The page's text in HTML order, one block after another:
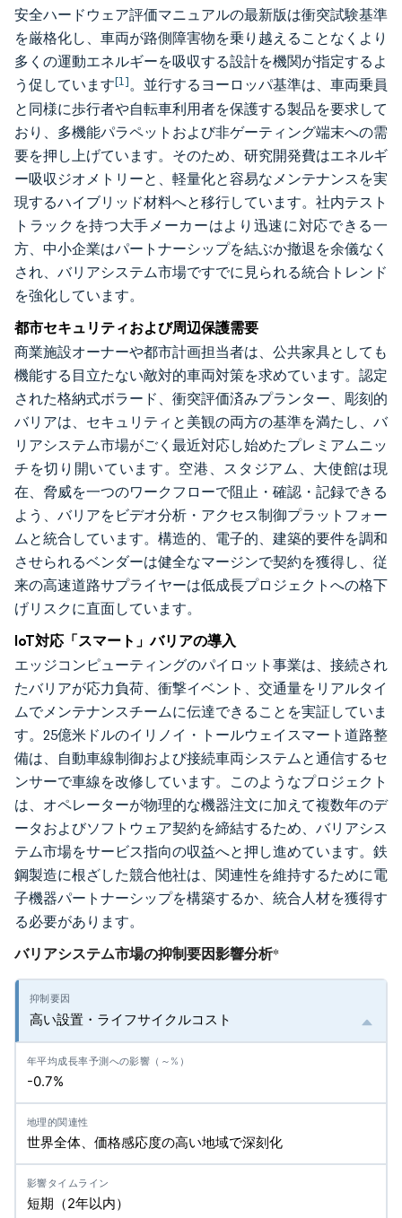
安全ハードウェア評価マニュアルの最新版は衝突試験基準
を厳格化し、車両が路側障害物を乗り越えることなくより
多くの運動エネルギーを吸収する設計を機関が指定するよ
う促しています[1]。並行するヨーロッパ基準は、車両乗員
と同様に歩行者や自転車利用者を保護する製品を要求して
おり、多機能パラペットおよび非ゲーティング端末への需
要を押し上げています。そのため、研究開発費はエネルギ
ー吸収ジオメトリーと、軽量化と容易なメンテナンスを実
現するハイブリッド材料へと移行しています。社内テスト
トラックを持つ大手メーカーはより迅速に対応できる一
方、中小企業はパートナーシップを結ぶか撤退を余儀なく
され、バリアシステム市場ですでに見られる統合トレンド
を強化しています。
都市セキュリティおよび周辺保護需要
商業施設オーナーや都市計画担当者は、公共家具としても
機能する目立たない敵対的車両対策を求めています。認定
された格納式ボラード、衝突評価済みプランター、彫刻的
バリアは、セキュリティと美観の両方の基準を満たし、バ
リアシステム市場がごく最近対応し始めたプレミアムニッ
チを切り開いています。空港、スタジアム、大使館は現
在、脅威を一つのワークフローで阻止・確認・記録できる
よう、バリアをビデオ分析・アクセス制御プラットフォー
ムと統合しています。構造的、電子的、建築的要件を調和
させられるベンダーは健全なマージンで契約を獲得し、従
来の高速道路サプライヤーは低成長プロジェクトへの格下
げリスクに直面しています。
IoT対応「スマート」バリアの導入
エッジコンピューティングのパイロット事業は、接続され
たバリアが応力負荷、衝撃イベント、交通量をリアルタイ
ムでメンテナンスチームに伝達できることを実証していま
す。25億米ドルのイリノイ・トールウェイスマート道路整
備は、自動車線制御および接続車両システムと通信するセ
ンサーで車線を改修しています。このようなプロジェクト
は、オペレーターが物理的な機器注文に加えて複数年のデ
ータおよびソフトウェア契約を締結するため、バリアシス
テム市場をサービス指向の収益へと押し進めています。鉄
鋼製造に根ざした競合他社は、関連性を維持するために電
子機器パートナーシップを構築するか、統合人材を獲得す
る必要があります。
バリアシステム市場の抑制要因影響分析*
高い設置・ライフサイクルコスト
-0.7%
世界全体、価格感応度の高い地域で深刻化
短期（2年以内）